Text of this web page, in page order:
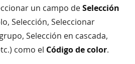
un campo deSelección
Selección, Seleccionar
Selección en cascada,
como el Código de color.